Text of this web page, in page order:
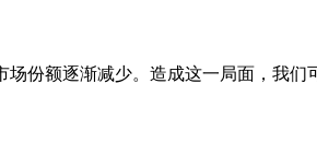
额逐渐减少。造成这一局面，我们